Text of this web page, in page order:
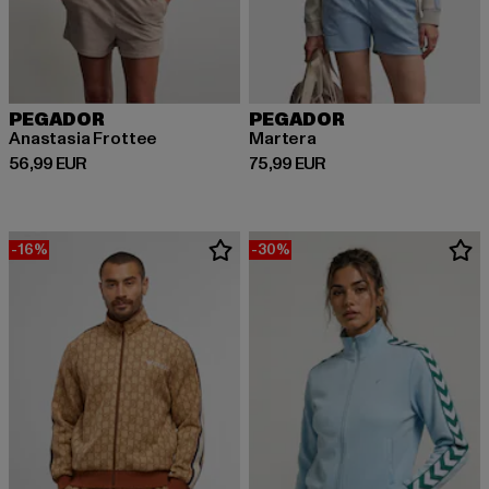
PEGADOR
Anastasia Frottee
56,99 EUR
Derzeitiger Preis: 56,99 EUR
PEGADOR
Martera
75,99 EUR
Derzeitiger Preis: 75,99 EUR
-16% -30%